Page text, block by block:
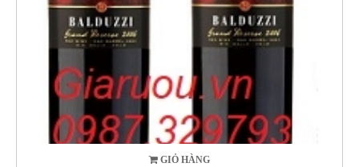
GIỎ HÀNG